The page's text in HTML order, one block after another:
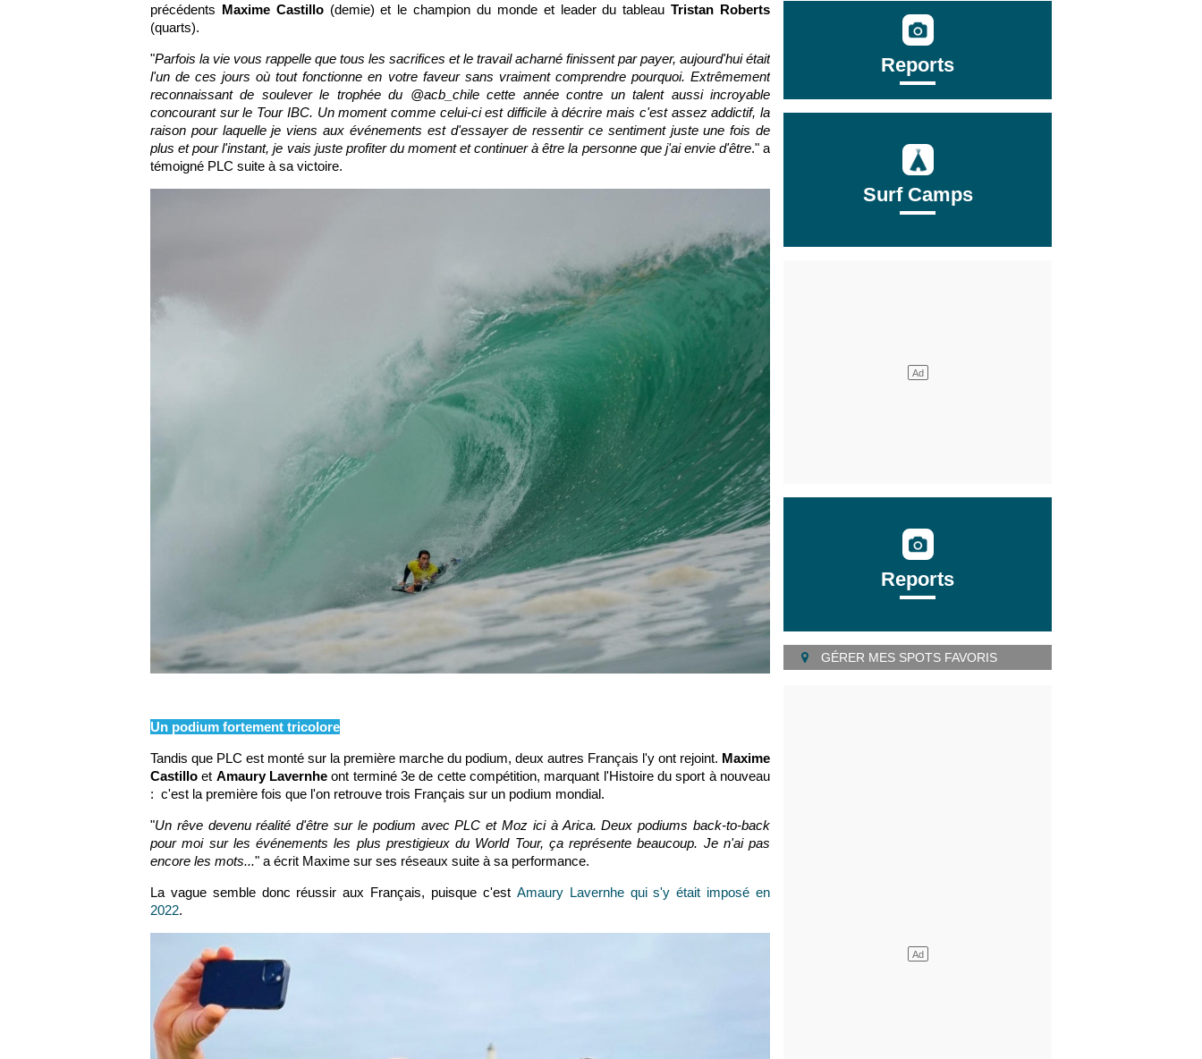
précédents Maxime Castillo(demie) et le champion du monde et leader du tableauTristan Roberts
(quarts).
"Parfois la vie vous rappelle que tous les sacrifices et le travail acharné finissent par payer, aujourd'hui était
l'un de ces jours où tout fonctionne en votre faveur sans vraiment comprendre pourquoi. Extrêmement
reconnaissant de soulever le trophée du @acb_chile cette année contre un talent aussi incroyable
concourant sur le Tour IBC. Un moment comme celui-ci est difficile à décrire mais c'est assez addictif, la
raison pour laquelle je viens aux événements est d'essayer de ressentir ce sentiment juste une fois de
plus et pour l'instant, je vais juste profiter du moment et continuer à être la personne que j'ai envie d'être." a
témoigné PLC suite à sa victoire.
Un podium fortement tricolore
Tandis que PLC est monté sur la première marche du podium, deux autres Français l'y ont rejoint. Maxime
Castillo et Amaury Lavernhe ont terminé 3e de cette compétition, marquant l'Histoire du sport à nouveau
: c'est la première fois que l'on retrouve trois Français sur un podium mondial.
"Un rêve devenu réalité d'être sur le podium avec PLC et Moz ici à Arica. Deux podiums back-to-back
pour moi sur les événements les plus prestigieux du World Tour, ça représente beaucoup. Je n'ai pas
encore les mots..." a écrit Maxime sur ses réseaux suite à sa performance.
La vague semble donc réussir aux Français, puisque c'estAmaury Lavernhe qui s'y était imposé en
2022.
Reports
Surf Camps
Reports
GÉRER MES SPOTS FAVORIS